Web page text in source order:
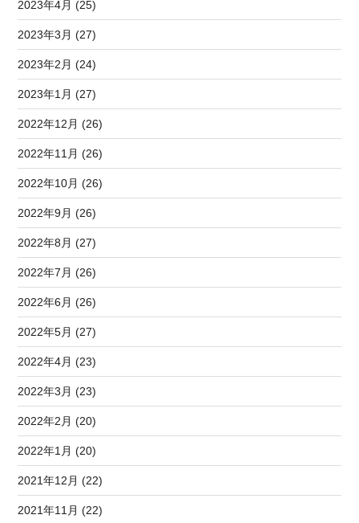
2023年4月 (25)
2023年3月 (27)
2023年2月 (24)
2023年1月 (27)
2022年12月 (26)
2022年11月 (26)
2022年10月 (26)
2022年9月 (26)
2022年8月 (27)
2022年7月 (26)
2022年6月 (26)
2022年5月 (27)
2022年4月 (23)
2022年3月 (23)
2022年2月 (20)
2022年1月 (20)
2021年12月 (22)
2021年11月 (22)